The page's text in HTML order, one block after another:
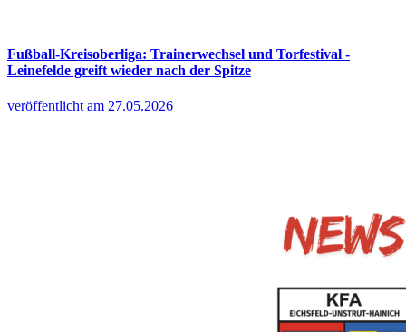
Fußball-Kreisoberliga: Trainerwechsel und Torfestival -
Leinefelde greift wieder nach der Spitze
veröffentlicht am 27.05.2026